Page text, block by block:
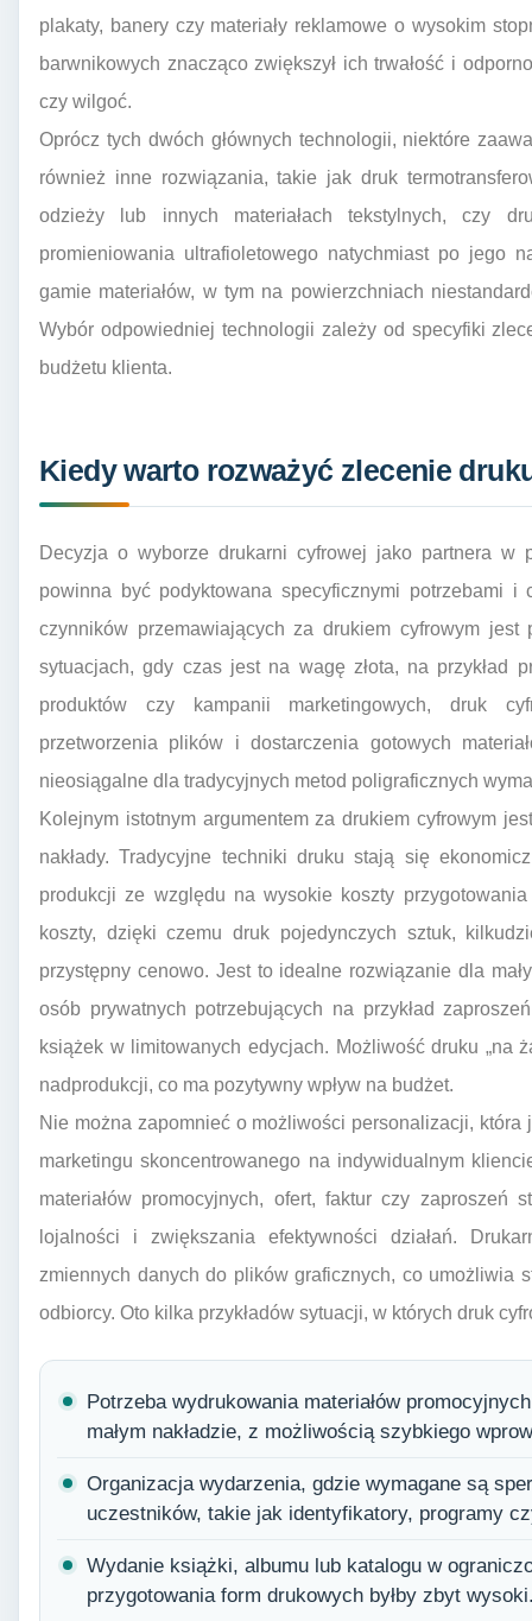
plakaty, banery czy materiały reklamowe o wysokim
barwnikowych znacząco zwiększył ich trwałość i
czy wilgoć.
Oprócz tych dwóch głównych technologii, niektóre
również inne rozwiązania, takie jak druk
odzieży lub innych materiałach tekstylnych, czy
promieniowania ultrafioletowego natychmiast po jego
gamie materiałów, w tym na powierzchniach
Wybór odpowiedniej technologii zależy od specyfiki
budżetu klienta.
Kiedy warto rozważyć zlecenie
Decyzja o wyborze drukarni cyfrowej jako partnera w
powinna być podyktowana specyficznymi potrzebami
czynników przemawiających za drukiem cyfrowym
sytuacjach, gdy czas jest na wagę złota, na przykład
produktów czy kampanii marketingowych, druk
przetworzenia plików i dostarczenia gotowych
nieosiągalne dla tradycyjnych metod poligraficznych
Kolejnym istotnym argumentem za drukiem cyfrowym
nakłady. Tradycyjne techniki druku stają się
produkcji ze względu na wysokie koszty
koszty, dzięki czemu druk pojedynczych sztuk,
przystępny cenowo. Jest to idealne rozwiązanie dla
osób prywatnych potrzebujących na przykład
książek w limitowanych edycjach. Możliwość druku „na
nadprodukcji, co ma pozytywny wpływ na budżet.
Nie można zapomnieć o możliwości personalizacji,
marketingu skoncentrowanego na indywidualnym
materiałów promocyjnych, ofert, faktur czy zaproszeń
lojalności i zwiększania efektywności działań.
zmiennych danych do plików graficznych, co umożliwia
odbiorcy. Oto kilka przykładów sytuacji, w których druk
Potrzeba wydrukowania materiałów
małym nakładzie, z możliwością szybkiego
Organizacja wydarzenia, gdzie wymagane są
uczestników, takie jak identyfikatory, programy
Wydanie książki, albumu lub katalogu w
przygotowania form drukowych byłby zbyt